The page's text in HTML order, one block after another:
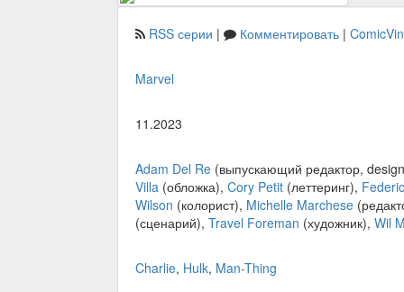
RSS серии | Комментировать |
Marvel
11.2023
Adam Del Re (выпускающий редактор,
Villa (обложка), Cory Petit (леттеринг),
Wilson (колорист), Michelle Marchese
(сценарий), Travel Foreman (художник), Wil
Charlie, Hulk, Man-Thing